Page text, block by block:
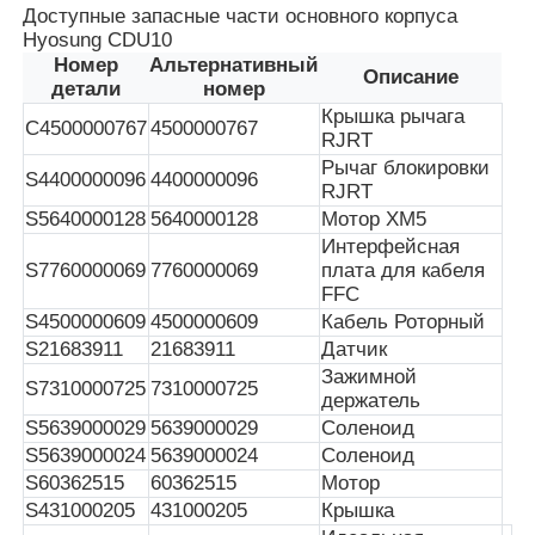
Glory NMD Запчасти для банкоматов
Части для банкоматов OKI
Genmega ATM
Купюроприемник
Сортировщик банкнот
счетчик счета
Принтер карты
Доступные запасные части основного корпуса
Hyosung CDU10
Номер
детали
Альтернативный
номер
Описание
С45000007674500000767
Крышка рычага
RJRT
S4400000096 4400000096
Рычаг блокировки
RJRT
S5640000128 5640000128 Мотор ХМ5
S7760000069 7760000069
Интерфейсная
плата для кабеля
FFC
S4500000609 4500000609
Кабель Роторный
S21683911
21683911
Датчик
S7310000725 7310000725
Зажимной
держатель
S5639000029 5639000029
Соленоид
S5639000024 5639000024
Соленоид
S60362515
60362515
Мотор
S431000205
431000205
Крышка